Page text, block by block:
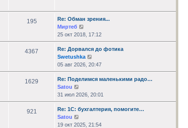
сообщению
195
Re: Обман зрения...
Миртеб
к
последнему
сообщению
25 окт 2018, 17:12
4367
Re: Дорвался до фотика
Swetushka
к
последнему
сообщению
05 авг 2026, 20:47
1629
Re: Поделимся маленькими радо…
Satou
к
последнему
сообщению
31 июл 2026, 20:01
921
Re: 1С: бухгалтерия, помогите…
Satou
к
19 окт 2025, 21:54